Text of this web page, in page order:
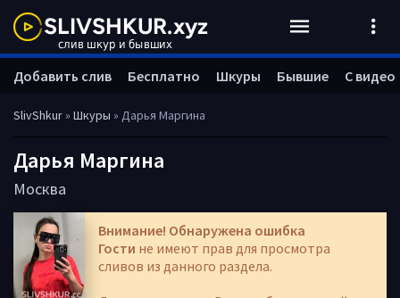
SlivShkur» Шкуры » Дарья Маргина
Дарья Маргина
Москва
Внимание! Обнаружена ошибка
Гости не имеют прав для просмотра
сливов из данного раздела.
Добавить слив Бесплатно Шкуры Бывшие С видео